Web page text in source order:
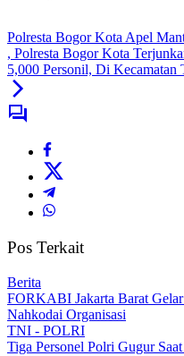
Polresta Bogor Kota Apel
, Polresta Bogor Kota
5,000 Personil, Di Kecamatan
Pos Terkait
Berita
FORKABI Jakarta Barat
Nahkodai Organisasi
TNI - POLRI
Tiga Personel Polri Gugur